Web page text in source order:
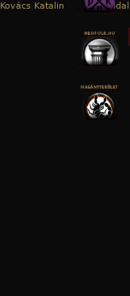
Kovács Katalin « Főoldal